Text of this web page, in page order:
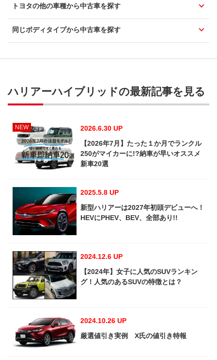
トヨタの他の車種から中古車を探す
同じボディタイプから中古車を探す
ハリアーハイブリッドの最新記事を見る
NEW
2026.6.30 UP
【2026年7月】たった１か月でランクル
250がマイカーに!?納車が早いオススメ
新車20選
2025.5.8 UP
新型ハリアーは2027年初頭デビューへ！
HEVにPHEV、BEV、全部あり!!
2024.12.6 UP
【2024年】女子に人気のSUVランキン
グ！人気のあるSUVの特徴とは？
2024.10.26 UP
厳選値引き実例 X氏の値引き特報